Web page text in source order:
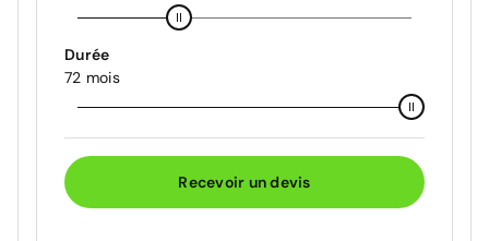
Durée
72 mois
Recevoir un devis